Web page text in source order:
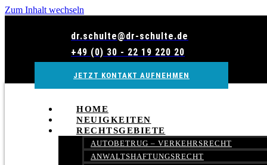
Zum Inhalt wechseln
dr.schulte@dr-schulte.de
+49 (0) 30 - 22 19 220 20
JETZT KONTAKT AUFNEHMEN
HOME
NEUIGKEITEN
RECHTSGEBIETE
AUTOBETRUG – VERKEHRSRECHT
ANWALTSHAFTUNGSRECHT